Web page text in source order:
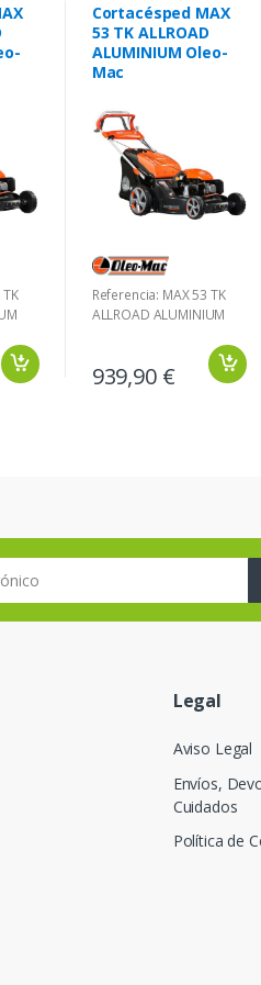
Cortacésped MAX
53 TK ALLROAD
ALUMINIUM Oleo-
Mac
Referencia: MAX 53 TK
ALLROAD ALUMINIUM
939,90 €
Legal
Aviso Legal
Envíos,
Cuidados
Política de